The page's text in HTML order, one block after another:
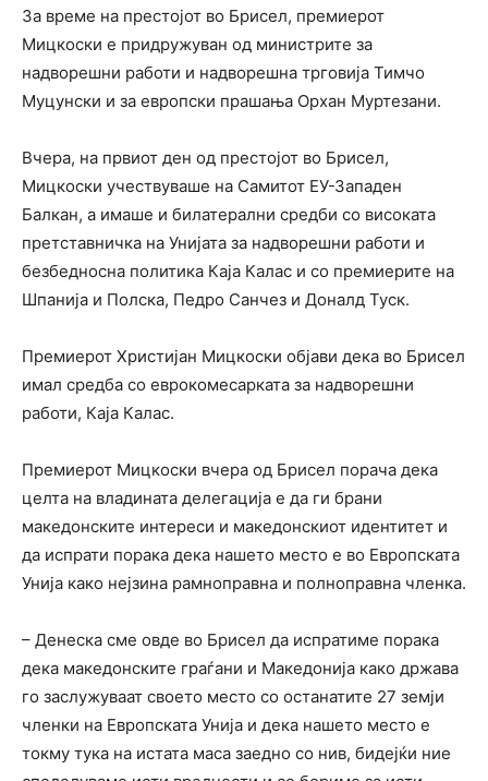
За време на престојот во Брисел, премиерот
Мицкоски е придружуван од министрите за
надворешни работи и надворешна трговија Тимчо
Муцунски и за европски прашања Орхан Муртезани.
Вчера, на првиот ден од престојот во Брисел,
Мицкоски учествуваше на Самитот ЕУ-Западен
Балкан, а имаше и билатерални средби со високата
претставничка на Унијата за надворешни работи и
безбедносна политика Каја Калас и со премиерите на
Шпанија и Полска, Педро Санчез и Доналд Туск.
Премиерот Христијан Мицкоски објави дека во Брисел
имал средба со еврокомесарката за надворешни
работи, Каја Калас.
Премиерот Мицкоски вчера од Брисел порача дека
целта на владината делегација е да ги брани
македонските интереси и македонскиот идентитет и
да испрати порака дека нашето место е во Европската
Унија како нејзина рамноправна и полноправна членка.
– Денеска сме овде во Брисел да испратиме порака
дека македонските граѓани и Македонија како држава
го заслужуваат своето место со останатите 27 земји
членки на Европската Унија и дека нашето место е
токму тука на истата маса заедно со нив, бидејќи ние